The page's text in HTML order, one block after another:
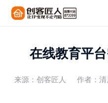
在线教育平
来源：创客匠人 作者：清